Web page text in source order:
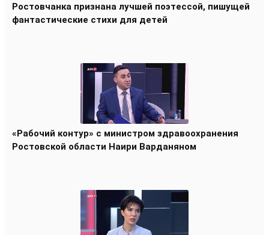
Ростовчанка признана лучшей поэтессой, пишущей
фантастические стихи для детей
«Рабочий контур» с министром здравоохранения
Ростовской области Наири Варданяном